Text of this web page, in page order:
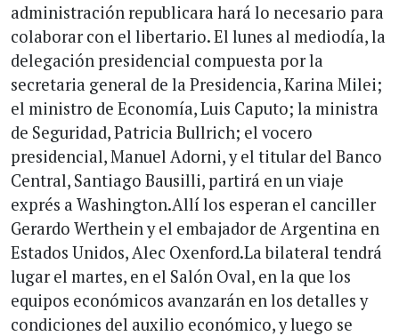
administración republicara hará lo necesario para
colaborar con el libertario. El lunes al mediodía, la
delegación presidencial compuesta por la
secretaria general de la Presidencia, Karina Milei;
el ministro de Economía, Luis Caputo; la ministra
de Seguridad, Patricia Bullrich; el vocero
presidencial, Manuel Adorni, y el titular del Banco
Central, Santiago Bausilli, partirá en un viaje
exprés a Washington.Allí los esperan el canciller
Gerardo Werthein y el embajador de Argentina en
Estados Unidos, Alec Oxenford.La bilateral tendrá
lugar el martes, en el Salón Oval, en la que los
equipos económicos avanzarán en los detalles y
condiciones del auxilio económico, y luego se